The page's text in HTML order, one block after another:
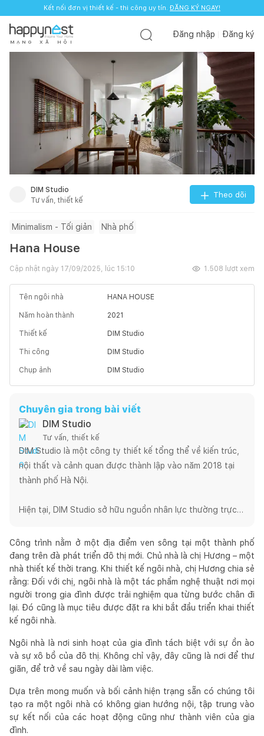
Kết nối đơn vị thiết kế - thi công uy tín. ĐĂNG KÝ NGAY!
M Ạ N G X Ã H Ộ I
Đăng nhập Đăng ký
DIM Studio
Tư vấn, thiết kế
Theo dõi
Minimalism - Tối giản Nhà phố
Hana House
Cập nhật ngày 17/09/2025, lúc 15:10 1.508 lượt xem
Tên ngôi nhà HANA HOUSE
Năm hoàn thành 2021
Thiết kế DIM Studio
Thi công DIM Studio
Chụp ảnh DIM Studio
Chuyên gia trong bài viết
DIM Studio
Tư vấn, thiết kế
DIM Studio là một công ty thiết kế tổng thể về kiến trúc,
nội thất và cảnh quan được thành lập vào năm 2018 tại
thành phố Hà Nội.
Hiện tại, DIM Studio sở hữu nguồn nhân lực thường trực
thuật viên. Không những thế, DIM Studio còn thường
xuyên cộng tác với các cộng tác viên tự do như kỹ sư xây
dựng, kỹ sư cơ khí v.v…được chọn lọc cho từng dự án
riêng biệt.
Công ty chuyên về thiết kế khách sạn, khu nghỉ dưỡng
xanh ,căn hộ và biệt thự. DIM Studio được cộng đồng
quốc tế hoan nghênh với phong cách thiết kế đặc biệt,
hiện đại, sáng tạo, theo phong cách tối giản. DIM Studio
tự hào khi đạt được sự hài lòng và tin tưởng hợp tác của
khách hàng. Tập trung vào chất lượng cao với sự chú ý
đến từng chi tiết trong việc thực hiện các dự án chuyên
nghiệp , chúng tôi tiếp cận từng dự án theo một cách
riêng biệt để phù hợp với những đặc thù riêng của dự án
Công trình nằm ở một địa điểm ven sông tại một thành phố
đang trên đà phát triển đô thị mới. Chủ nhà là chị Hương – một
nhà thiết kế thời trang. Khi thiết kế ngôi nhà, chị Hương chia sẻ
rằng: Đối với chị, ngôi nhà là một tác phẩm nghệ thuật nơi mọi
người trong gia đình được trải nghiệm qua từng bước chân đi
lại. Đó cũng là mục tiêu được đặt ra khi bắt đầu triển khai thiết
kế ngôi nhà.
Ngôi nhà là nơi sinh hoạt của gia đình tách biệt với sự ồn ào
và sự xô bồ của đô thị. Không chỉ vậy, đây cũng là nơi để thư
giãn, để trở về sau ngày dài làm việc.
Dựa trên mong muốn và bối cảnh hiện trạng sẵn có chúng tôi
tạo ra một ngôi nhà có không gian hướng nội, tập trung vào
sự kết nối của các hoạt động cũng như thành viên của gia
đình.